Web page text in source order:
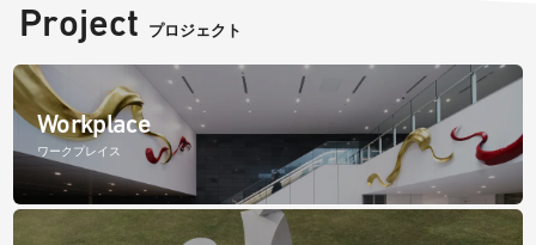
Project プロジェクト
Workplace
ワークプレイス